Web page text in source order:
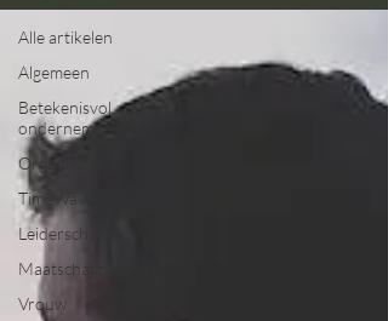
Alle artikelen
Algemeen
Betekenisvol
ondernemen
Organisatie
TimeWaver
Leiderschap
Maatschappij
Vrouw